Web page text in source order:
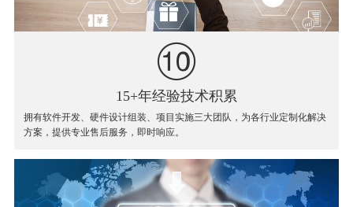
15+年经验技术积累
拥有软件开发、硬件设计组装、项目实施三大团队，为各行业定制化解决
方案，提供专业售后服务，即时响应。